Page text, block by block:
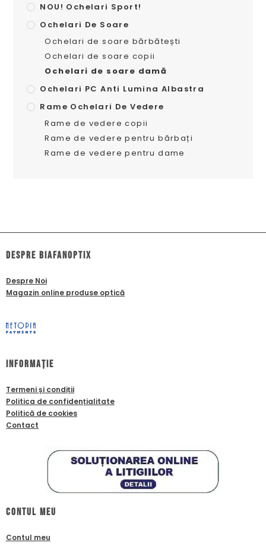
NOU! Ochelari Sport!
Ochelari De Soare
Ochelari de soare bărbătești
Ochelari de soare copii
Ochelari de soare damă
Ochelari PC Anti Lumina Albastra
Rame Ochelari De Vedere
Rame de vedere copii
Rame de vedere pentru bărbați
Rame de vedere pentru dame
dESPRE biafanoptix
Despre Noi
Magazin online produse optică
Informație
Termeni și condiții
Politica de confidențialitate
Politică de cookies
Contact
Contul meu
Contul meu